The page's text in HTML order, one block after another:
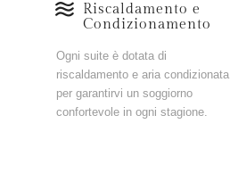
Riscaldamento e
Condizionamento
Ogni suite è dotata di
riscaldamento e aria condizionata
per garantirvi un soggiorno
confortevole in ogni stagione.